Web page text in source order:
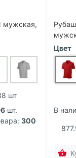
мужская,
шт
шт.
300
Цвет
В